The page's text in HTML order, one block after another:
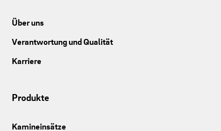
Über uns
Verantwortung und Qualität
Karriere
Produkte
Kamineinsätze